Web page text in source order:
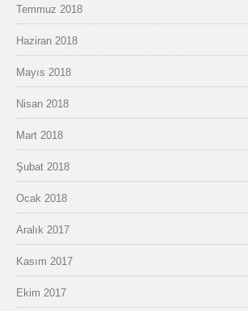
Temmuz 2018
Haziran 2018
Mayıs 2018
Nisan 2018
Mart 2018
Şubat 2018
Ocak 2018
Aralık 2017
Kasım 2017
Ekim 2017